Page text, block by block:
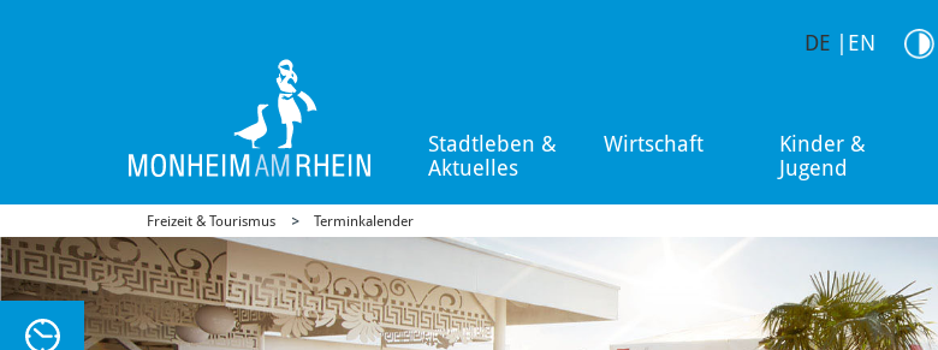
Stadtleben &
Aktuelles
Wirtschaft
Kinder &
Jugend
DE EN
Freizeit & Tourismus Terminkalender
Sie